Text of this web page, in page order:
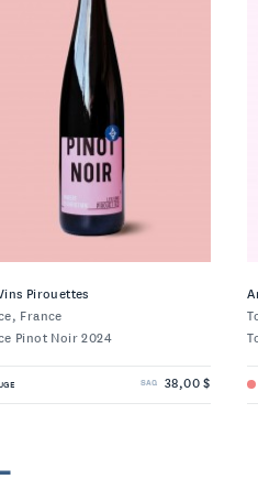
Pirouettes
France
Pinot Noir 2024
SAQ 38,00 $